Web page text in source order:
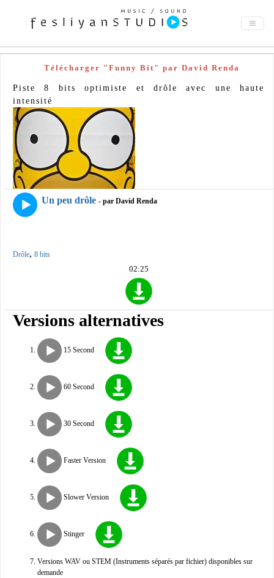
Télécharger "Funny Bit" par David Renda
Piste 8 bits optimiste et drôle avec une haute
intensité
Un peu drôle - par David Renda
Drôle, 8 bits
02:25
Versions alternatives
15 Second
60 Second
30 Second
Faster Version
Slower Version
Stinger
Versions WAV ou STEM (Instruments séparés par fichier) disponibles sur
demande